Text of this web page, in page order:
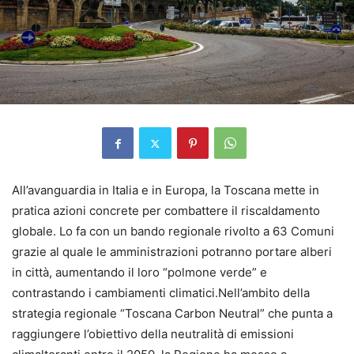
All’avanguardia in Italia e in Europa, la Toscana mette in
pratica azioni concrete per combattere il riscaldamento
globale. Lo fa con un bando regionale rivolto a 63 Comuni
grazie al quale le amministrazioni potranno portare alberi
in città, aumentando il loro “polmone verde” e
contrastando i cambiamenti climatici.Nell’ambito della
strategia regionale “Toscana Carbon Neutral” che punta a
raggiungere l’obiettivo della neutralità di emissioni